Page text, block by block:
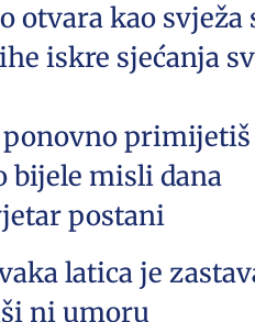
otvara kao svježa
iskre sjećanja
ponovno primijetiš
bijele misli dana
postani
latica je
ni umoru